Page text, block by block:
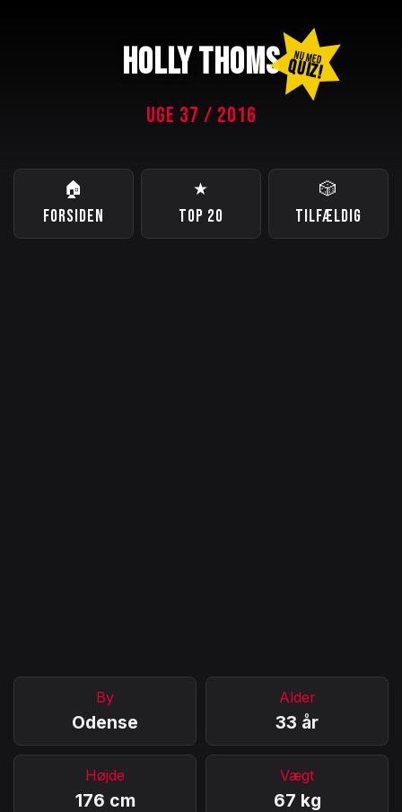
HOLLY THOMS NU MED
QUIZ!
UGE 37 / 2016
🏠
FORSIDEN
★
TOP 20
🎲
TILFÆLDIG
By
Odense
Alder
33 år
Højde
176 cm
Vægt
67 kg